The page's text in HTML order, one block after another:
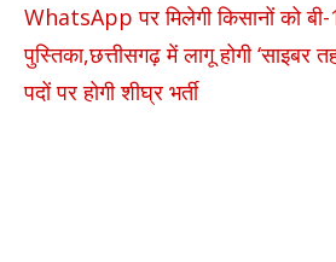
WhatsApp पर मिलेगी किसानों को
पुस्तिका,छत्तीसगढ़ में लागू होगी ‘साइबर
पदों पर होगी शीघ्र भर्ती